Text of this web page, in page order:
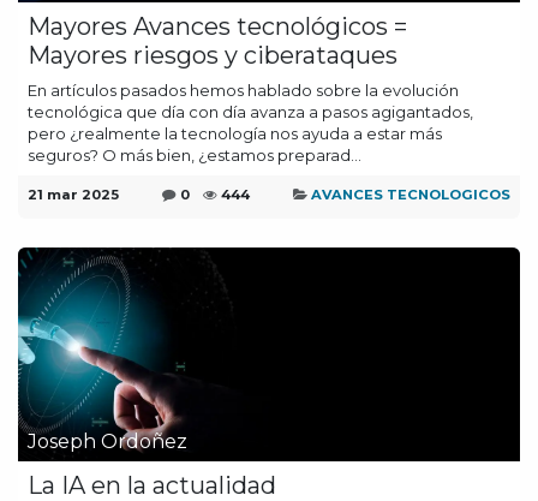
Mayores Avances tecnológicos =
Mayores riesgos y ciberataques
En artículos pasados hemos hablado sobre la evolución
tecnológica que día con día avanza a pasos agigantados,
pero ¿realmente la tecnología nos ayuda a estar más
seguros? O más bien, ¿estamos preparad...
21 mar 2025 0 444 AVANCES TECNOLOGICOS
Joseph Ordoñez
La IA en la actualidad